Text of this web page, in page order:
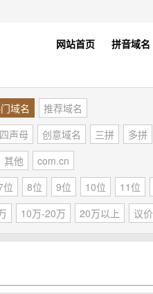
网站首页 拼音域名
域名
推荐域名
四声母 创意域名 三拼 多拼
其他
com.cn
位 8位 9位 10位 11位
10万-20万 20万以上 议价